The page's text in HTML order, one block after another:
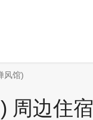
风馆)
周边住宿